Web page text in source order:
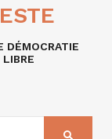
DÉMOCRATIE